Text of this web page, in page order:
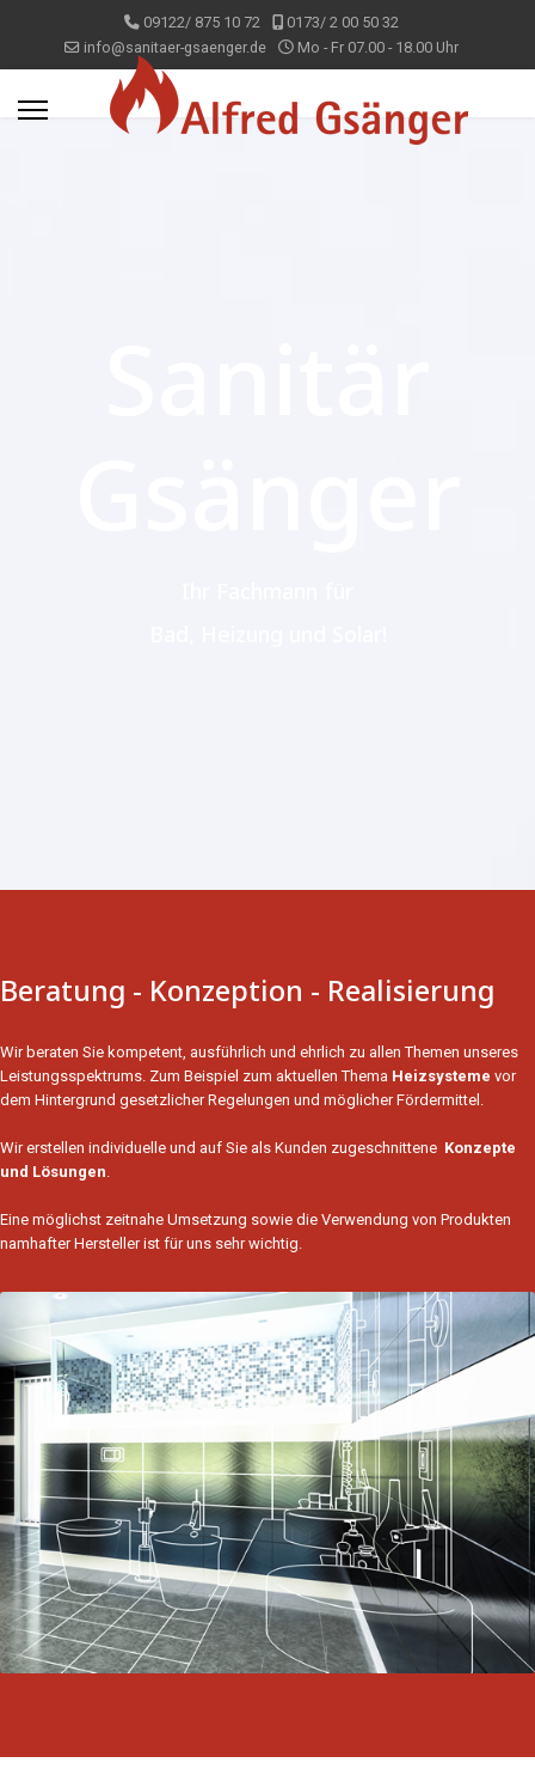
09122/ 875 10 72
0173/ 2 00 50 32
info@sanitaer-gsaenger.de
Mo - Fr 07.00 - 18.00 Uhr
Beratung - Konzeption - Realisierung
Wir beraten Sie kompetent, ausführlich und ehrlich zu allen Themen unseres
Leistungsspektrums. Zum Beispiel zum aktuellen Thema Heizsysteme vor
dem Hintergrund gesetzlicher Regelungen und möglicher Fördermittel.
Wir erstellen individuelle und auf Sie als Kunden zugeschnittene Konzepte
und Lösungen.
Eine möglichst zeitnahe Umsetzung sowie die Verwendung von Produkten
namhafter Hersteller ist für uns sehr wichtig.